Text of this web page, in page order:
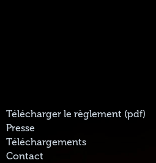
Télécharger le règlement (pdf)
Presse
Téléchargements
Contact